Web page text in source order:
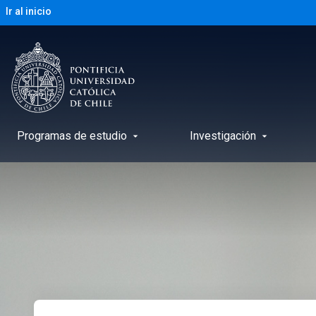
Ir al inicio
Programas de estudio arrow_drop_down Investigación arrow_drop_down